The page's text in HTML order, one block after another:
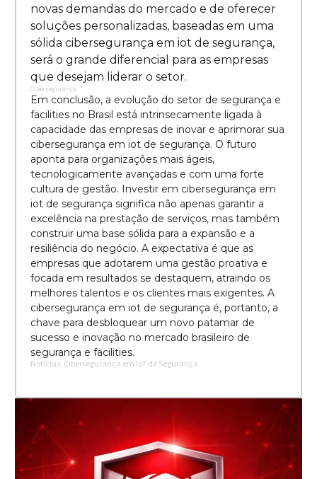
novas demandas do mercado e de oferecer
soluções personalizadas, baseadas em uma
sólida cibersegurança em iot de segurança,
será o grande diferencial para as empresas
que desejam liderar o setor.
Cibersegurança
Em conclusão, a evolução do setor de segurança e
facilities no Brasil está intrinsecamente ligada à
capacidade das empresas de inovar e aprimorar sua
cibersegurança em iot de segurança. O futuro
aponta para organizações mais ágeis,
tecnologicamente avançadas e com uma forte
cultura de gestão. Investir em cibersegurança em
iot de segurança significa não apenas garantir a
excelência na prestação de serviços, mas também
construir uma base sólida para a expansão e a
resiliência do negócio. A expectativa é que as
empresas que adotarem uma gestão proativa e
focada em resultados se destaquem, atraindo os
melhores talentos e os clientes mais exigentes. A
cibersegurança em iot de segurança é, portanto, a
chave para desbloquear um novo patamar de
sucesso e inovação no mercado brasileiro de
segurança e facilities.
Notícias: Cibersegurança em IoT de Segurança